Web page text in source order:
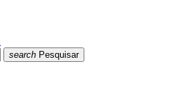
search Pesquisar